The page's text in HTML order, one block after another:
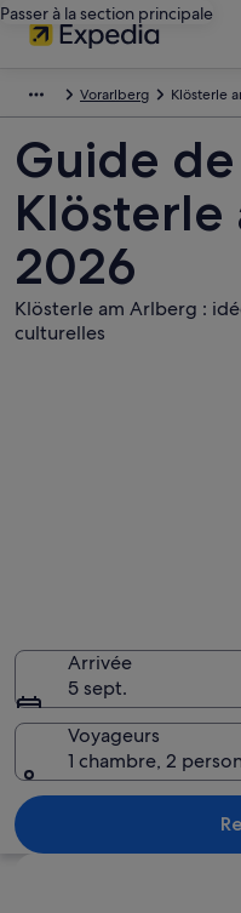
Passer à la section principale
Vorarlberg Klösterle
Guide
Klösterle
2026
Klösterle am Arlberg :
culturelles
Arlberg
Arrivée
5 sept.
Voyageurs
1 chambre, 2